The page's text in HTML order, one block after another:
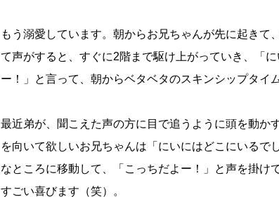
もう溺愛しています。朝からお兄ちゃんが先に起きて
て声がすると、すぐに2階まで駆け上がっていき、「
ー！」と言って、朝からベタベタのスキンシップタイ
最近弟が、聞こえた声の方に目で追うように頭を動か
を向いて欲しいお兄ちゃんは「にいにはどこにいるで
なところに移動して、「こっちだよー！」と声を掛
すごい喜びます（笑）。